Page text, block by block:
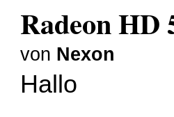
Radeon HD
von Nexon
Hallo